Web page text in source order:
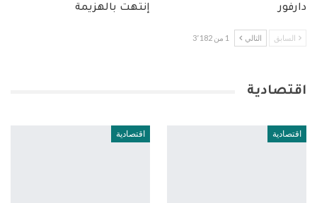
دارفور
إنتهت بالهزيمة
السابق التالي 1 من 3٬182
اقتصادية
اقتصادية اقتصادية